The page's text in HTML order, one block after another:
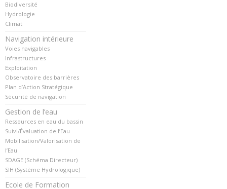
Biodiversité
Hydrologie
Climat
Navigation intérieure
Voies navigables
Infrastructures
Exploitation
Observatoire des barrières
Plan d’Action Stratégique
Sécurité de navigation
Gestion de l’eau
Ressources en eau du bassin
Suivi/Évaluation de l’Eau
Mobilisation/Valorisation de
l’Eau
SDAGE (Schéma Directeur)
SIH (Système Hydrologique)
Ecole de Formation